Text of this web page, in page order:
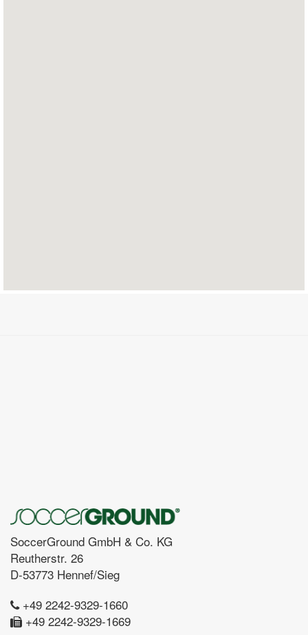
SoccerGround GmbH & Co. KG
Reutherstr. 26
D-53773 Hennef/Sieg
+49 2242-9329-1660
+49 2242-9329-1669